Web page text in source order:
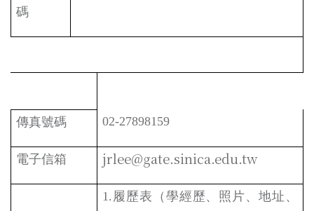
碼
傳真號碼 02-27898159
電子信箱 jrlee@gate.sinica.edu.tw
1. 履歷表（學經歷、照片、地址、